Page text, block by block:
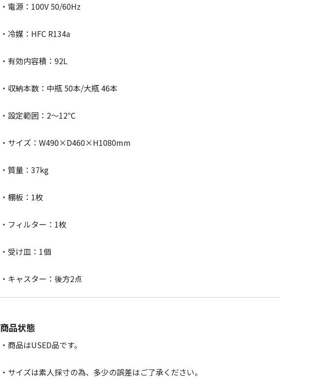
・電源：100V 50/60Hz
・冷媒：HFC R134a
・有効内容積：92L
・収納本数：中瓶 50本/大瓶 46本
・設定範囲：2〜12℃
・サイズ：W490×D460×H1080mm
・質量：37kg
・棚板：1枚
・フィルター：1枚
・受け皿：1個
・キャスター：後方2点
商品状態
・商品はUSED品です。
・サイズは素人採寸の為、多少の誤差はご了承ください。